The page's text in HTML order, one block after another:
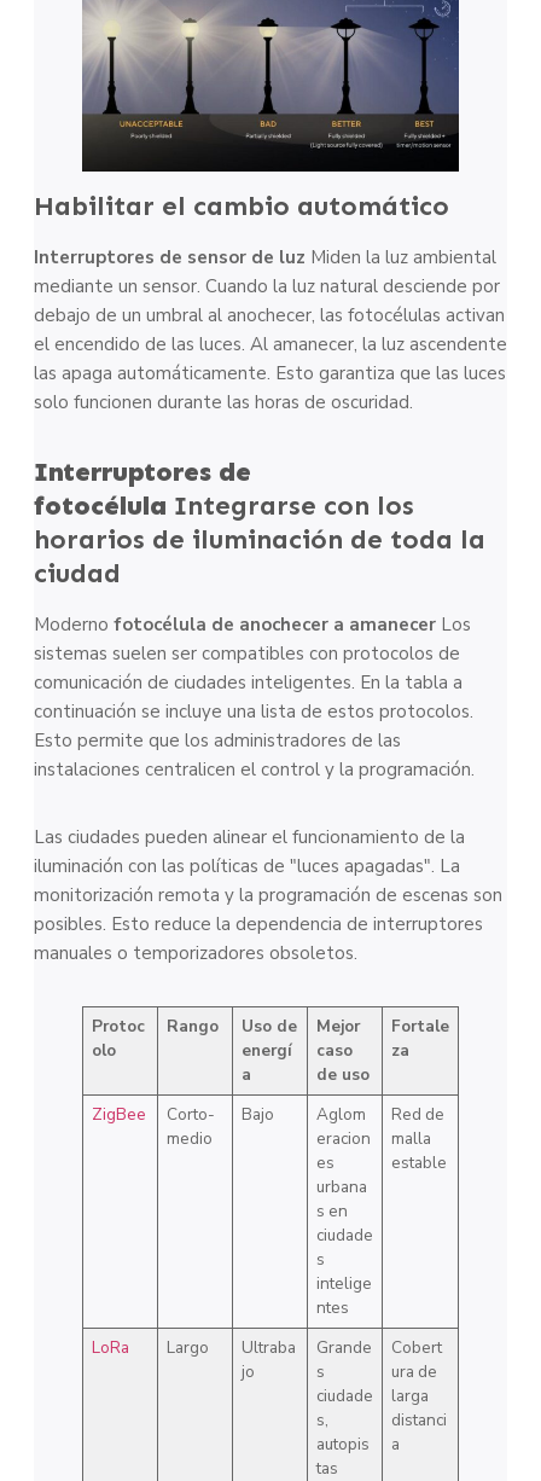
Habilitar el cambio automático
Interruptores de sensor de luz Miden la luz ambiental
mediante un sensor. Cuando la luz natural desciende por
debajo de un umbral al anochecer, las fotocélulas activan
el encendido de las luces. Al amanecer, la luz ascendente
las apaga automáticamente. Esto garantiza que las luces
solo funcionen durante las horas de oscuridad.
Interruptores de
fotocélula Integrarse con los
horarios de iluminación de toda la
ciudad
Moderno fotocélula de anochecer a amanecer Los
sistemas suelen ser compatibles con protocolos de
comunicación de ciudades inteligentes. En la tabla a
continuación se incluye una lista de estos protocolos.
Esto permite que los administradores de las
instalaciones centralicen el control y la programación.
Las ciudades pueden alinear el funcionamiento de la
iluminación con las políticas de "luces apagadas". La
monitorización remota y la programación de escenas son
posibles. Esto reduce la dependencia de interruptores
manuales o temporizadores obsoletos.
Protoc
olo
Rango
Uso de
energí
a
Mejor
caso
de uso
Fortale
za
ZigBee
Corto-
medio
Bajo
Aglom
eracion
es
urbana
s en
ciudade
s
intelige
ntes
Red de
malla
estable
LoRa Largo
Ultraba
jo
Grande
s
ciudade
s,
autopis
tas
Cobert
ura de
larga
distanci
a